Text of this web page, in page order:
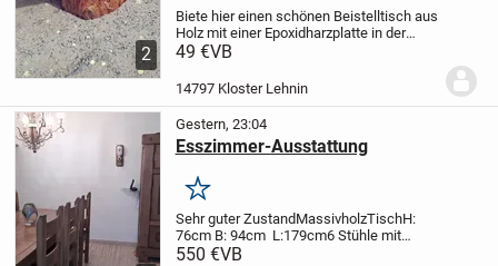
2
Biete hier einen schönen Beistelltisch aus
Holz mit einer Epoxidharzplatte in der
Platte sind holzeinlagerungen
Tisch ist 42cm hoch
49 €VB
14797 Kloster Lehnin
Gestern, 23:04
Esszimmer-Ausstattung
Merken
Sehr guter ZustandMassivholzTischH:
76cm B: 94cm L:179cm6 Stühle mit
Lederbezug
550 €VB